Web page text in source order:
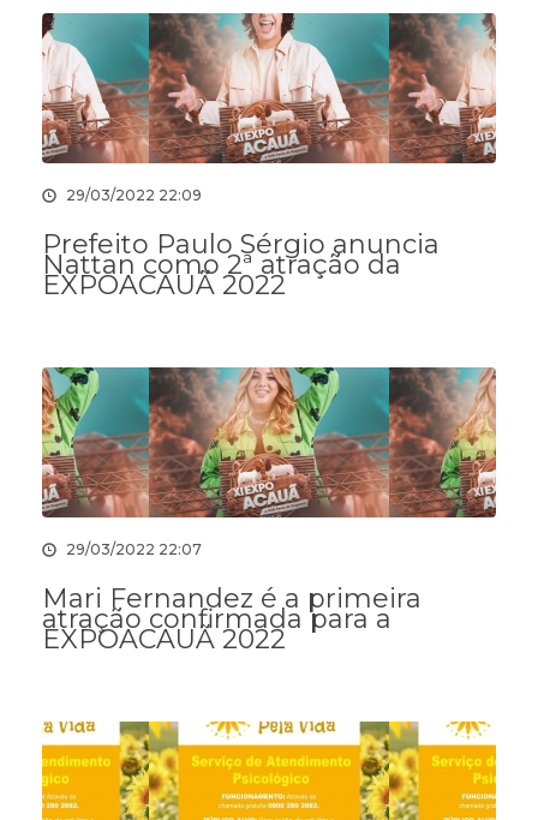
29/03/2022 22:09
Prefeito Paulo Sérgio anuncia
Nattan como 2ª atração da
EXPOACAUÃ 2022
29/03/2022 22:07
Mari Fernandez é a primeira
atração confirmada para a
EXPOACAUÃ 2022